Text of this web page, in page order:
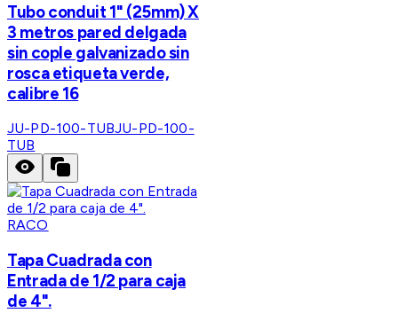
Tubo conduit 1" (25mm) X
3 metros pared delgada
sin cople galvanizado sin
rosca etiqueta verde,
calibre 16
JU-PD-100-TUBJU-PD-100-
TUB
RACO
Tapa Cuadrada con
Entrada de 1/2 para caja
de 4".